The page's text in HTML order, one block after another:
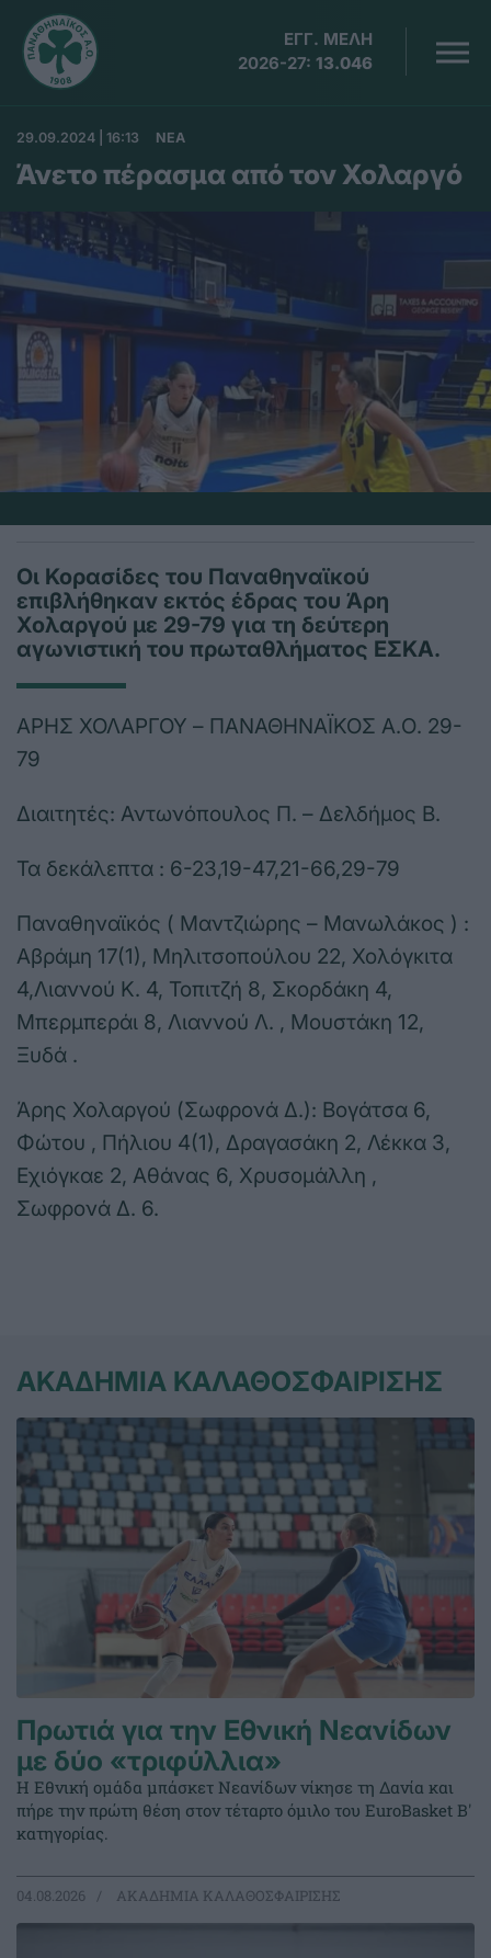
ΕΓΓ. ΜΕΛΗ
2026-27: 13.046
29.09.2024 | 16:13 ΝΕΑ
Άνετο πέρασμα από τον Χολαργό
Οι Κορασίδες του Παναθηναϊκού
επιβλήθηκαν εκτός έδρας του Άρη
Χολαργού με 29-79 για τη δεύτερη
αγωνιστική του πρωταθλήματος ΕΣΚΑ.
ΑΡΗΣ ΧΟΛΑΡΓΟΥ – ΠΑΝΑΘΗΝΑΪΚΟΣ Α.Ο. 29-
79
Διαιτητές: Αντωνόπουλος Π. – Δελδήμος Β.
Τα δεκάλεπτα : 6-23,19-47,21-66,29-79
Παναθηναϊκός ( Μαντζιώρης – Μανωλάκος ) :
Αβράμη 17(1), Μηλιτσοπούλου 22, Χολόγκιτα
4,Λιαννού Κ. 4, Τοπιτζή 8, Σκορδάκη 4,
Μπερμπεράι 8, Λιαννού Λ. , Μουστάκη 12,
Ξυδά .
Άρης Χολαργού (Σωφρονά Δ.): Βογάτσα 6,
Φώτου , Πήλιου 4(1), Δραγασάκη 2, Λέκκα 3,
Εχιόγκαε 2, Αθάνας 6, Χρυσομάλλη ,
Σωφρονά Δ. 6.
ΑΚΑΔΗΜΙΑ ΚΑΛΑΘΟΣΦΑΙΡΙΣΗΣ
Πρωτιά για την Εθνική Νεανίδων
με δύο «τριφύλλια»
Η Εθνική ομάδα μπάσκετ Νεανίδων νίκησε τη Δανία και
πήρε την πρώτη θέση στον τέταρτο όμιλο του EuroBasket Β'
κατηγορίας.
04.08.2026 ΑΚΑΔΗΜΙΑ ΚΑΛΑΘΟΣΦΑΙΡΙΣΗΣ